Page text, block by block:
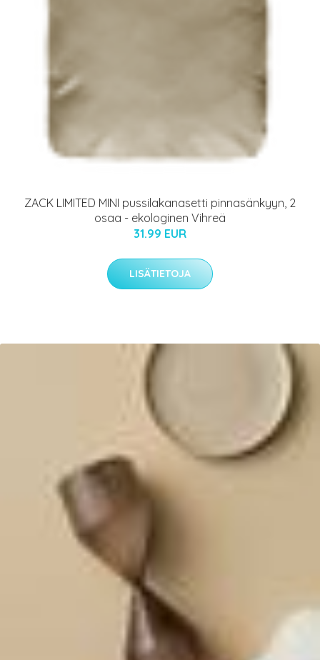
ZACK LIMITED MINI pussilakanasetti pinnasänkyyn, 2
osaa - ekologinen Vihreä
31.99 EUR
LISÄTIETOJA